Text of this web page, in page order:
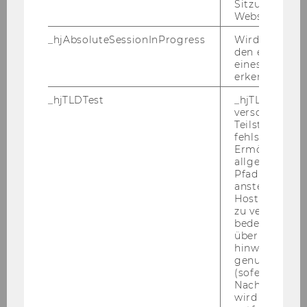
· Reise- und Aufenthaltskosten: Wir bitten
Bewerberinnen und Bewerber um Verständnis
dafür, dass Reise- und Aufenthaltskosten, die
Aufnahmeverfahren entstehen, nicht von der
Wirtschaftsuniversität Wien abgegolten
werden können.
Ver­län­ge­rung der Be­wer­bungs­frist bis 24. No­
De­part­ment of Glo­bal Busi­ness and
is cur­r­ent­ly in­vi­ting ap­p­li­ca­ti­ons for a
100% po­si­ti­on as a se­creta­ry. This em­ployee po­
si­ti­on will be li­mi­ted from De­cem­ber 1, 2010
(com­men­ce­ment date sub­ject to chan­ge) for a
pe­ri­od of six months with the pos­si­bi­li­ty of an
Sitzungslimit
Website
_hjAbsoluteSessionInProgress
Wird
den ersten
eines
erkennen.
_hjTLDTest
_hjTLDTest-
verschiedene
Teilstrings,
fehlschlägt.
Ermöglicht,
Pfad zu
anstelle des
Hostnamens
zu
bedeutet,
über
hinweg
genutzt
(sofern
Nach dieser
wird das